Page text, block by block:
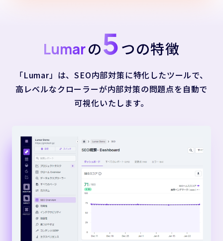
Lumarの5 つの特徴
「Lumar」は、SEO内部対策に特化したツールで、
高レベルなクローラーが内部対策の問題点を自動で
可視化いたします。